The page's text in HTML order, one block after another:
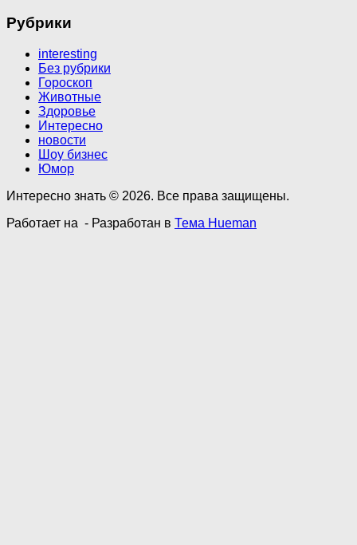
Рубрики
interesting
Без рубрики
Гороскоп
Животные
Здоровье
Интересно
новости
Шоу бизнес
Юмор
Интересно знать © 2026. Все права защищены.
Работает на - Разработан в Тема Hueman